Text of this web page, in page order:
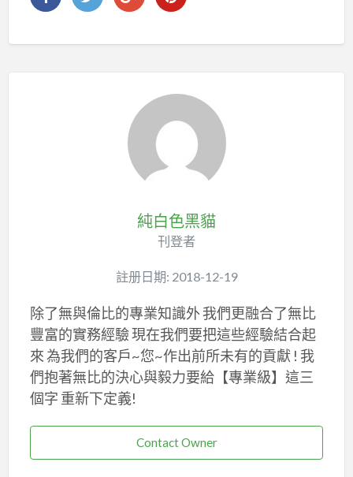
純白色黑貓
刊登者
註册日期: 2018-12-19
除了無與倫比的專業知識外 我們更融合了無比
豐富的實務經驗 現在我們要把這些經驗結合起
來 為我們的客戶~您~作出前所未有的貢獻 ! 我
們抱著無比的決心與毅力要給【專業級】這三
個字 重新下定義!
Contact Owner